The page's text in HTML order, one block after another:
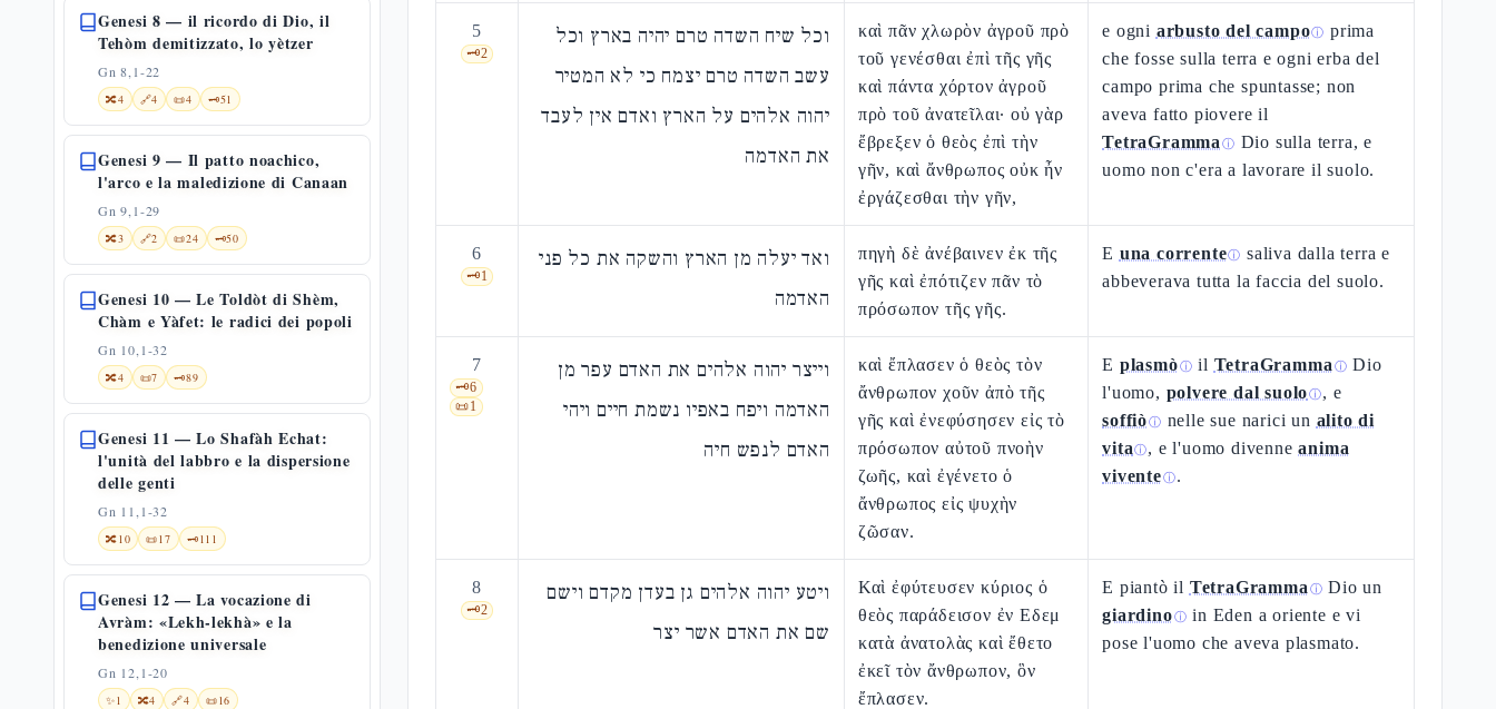
Genesi 8 — il ricordo di Dio, il
Tehòm demitizzato, lo yètzer
Gn 8,1-22
🔀4 🔗4 📜4 🗝️51
Genesi 9 — Il patto noachico,
l'arco e la maledizione di Canaan
Gn 9,1-29
🔀3 🔗2 📜24 🗝️50
Genesi 10 — Le Toldòt di Shèm,
Chàm e Yàfet: le radici dei popoli
Gn 10,1-32
🔀4 📜7 🗝️89
Genesi 11 — Lo Shafàh Echat:
l'unità del labbro e la dispersione
delle genti
Gn 11,1-32
🔀10 📜17 🗝️111
Genesi 12 — La vocazione di
Avràm: «Lekh-lekhà» e la
benedizione universale
Gn 12,1-20
✨1 🔀4 🔗4 📜16
5
🗝️2
וכל שיח השדה טרם יהיה בארץ וכל
עשב השדה טרם יצמח כי לא המטיר
יהוה אלהים על הארץ ואדם אין לעבד
את האדמה
καὶ πᾶν χλωρὸν ἀγροῦ πρὸ
τοῦ γενέσθαι ἐπὶ τῆς γῆς
καὶ πάντα χόρτον ἀγροῦ
πρὸ τοῦ ἀνατεῖλαι· οὐ γὰρ
ἔβρεξεν ὁ θεὸς ἐπὶ τὴν
γῆν, καὶ ἄνθρωπος οὐκ ἦν
ἐργάζεσθαι τὴν γῆν,
e ogni arbusto del campoⓘ prima
che fosse sulla terra e ogni erba del
campo prima che spuntasse; non
aveva fatto piovere il
TetraGramma ⓘ Dio sulla terra, e
uomo non c'era a lavorare il suolo.
6
🗝️1
ואד יעלה מן הארץ והשקה את כל פני
האדמה
πηγὴ δὲ ἀνέβαινεν ἐκ τῆς
γῆς καὶ ἐπότιζεν πᾶν τὸ
πρόσωπον τῆς γῆς.
E una correnteⓘ saliva dalla terra e
abbeverava tutta la faccia del suolo.
7
🗝️6
📜1
וייצר יהוה אלהים את האדם עפר מן
האדמה ויפח באפיו נשמת חיים ויהי
האדם לנפש חיה
καὶ ἔπλασεν ὁ θεὸς τὸν
ἄνθρωπον χοῦν ἀπὸ τῆς
γῆς καὶ ἐνεφύσησεν εἰς τὸ
πρόσωπον αὐτοῦ πνοὴν
ζωῆς, καὶ ἐγένετο ὁ
ἄνθρωπος εἰς ψυχὴν
ζῶσαν.
E plasmòⓘ il TetraGramma ⓘ Dio
l'uomo, polvere dal suoloⓘ, e
soffiòⓘ nelle sue narici un alito di
vita ⓘ, e l'uomo divenneanima
viventeⓘ.
8
🗝️2
ויטע יהוה אלהים גן בעדן מקדם וישם
שם את האדם אשר יצר
Καὶ ἐφύτευσεν κύριος ὁ
θεὸς παράδεισον ἐν Εδεμ
κατὰ ἀνατολὰς καὶ ἔθετο
ἐκεῖ τὸν ἄνθρωπον, ὃν
ἔπλασεν.
E piantò il TetraGramma ⓘ Dio un
giardinoⓘ in Eden a oriente e vi
pose l'uomo che aveva plasmato.